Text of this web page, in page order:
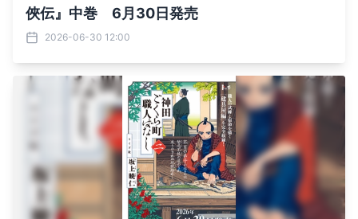
俠伝』中巻 6月30日発売
2026-06-30 12:00